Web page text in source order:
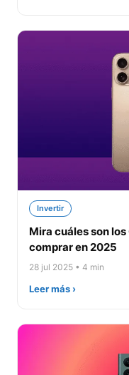
Invertir
Mira cuáles son
comprar en 2025
28 jul 2025 • 4 min
Leer más ›